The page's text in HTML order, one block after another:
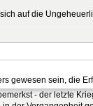
auf die
gewesen sein, die
- der letzte